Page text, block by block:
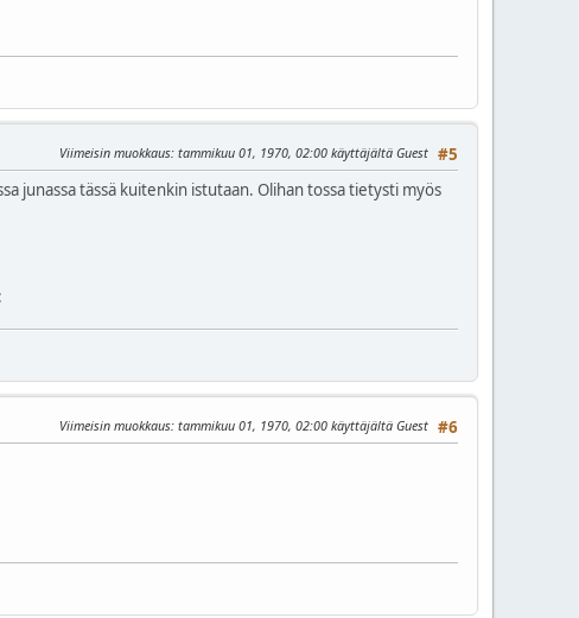
#5
Viimeisin muokkaus: tammikuu 01, 1970, 02:00 käyttäjältä Guest
junassa tässä kuitenkin istutaan. Olihan tossa tietysti myös
#6
Viimeisin muokkaus: tammikuu 01, 1970, 02:00 käyttäjältä Guest